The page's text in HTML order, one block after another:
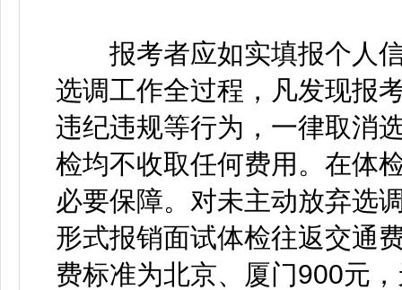
报考者应如实填报个人信
选调工作全过程，凡发现报
违纪违规等行为，一律取消
检均不收取任何费用。在体
必要保障。对未主动放弃选
形式报销面试体检往返交通
费标准为北京、厦门900元